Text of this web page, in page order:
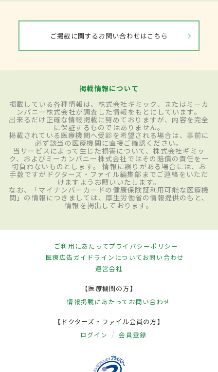
ご掲載に関するお問い合わせはこちら
掲載情報について
掲載している各種情報は、株式会社ギミック、またはミーカ
ンパニー株式会社が調査した情報をもとにしています。
出来るだけ正確な情報掲載に努めておりますが、内容を完全
に保証するものではありません。
掲載されている医療機関へ受診を希望される場合は、事前に
必ず該当の医療機関に直接ご確認ください。
当サービスによって生じた損害について、株式会社ギミッ
ク、およびミーカンパニー株式会社ではその賠償の責任を一
切負わないものとします。 情報に誤りがある場合には、お
手数ですがドクターズ・ファイル編集部までご連絡をいただ
けますようお願いいたします。
なお、「マイナンバーカードの健康保険証利用可能な医療機
関」の情報につきましては、厚生労働省の情報提供のもと、
情報を掲出しております。
ご利用にあたってプライバシーポリシー
医療広告ガイドラインについてお問い合わせ
運営会社
【医療機関の方】
情報掲載にあたって お問い合わせ
【ドクターズ・ファイル会員の方】
ログイン 会員登録